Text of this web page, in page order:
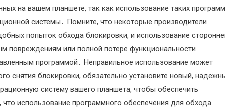
на вашем планшете, так как использование таких программ
системы․ Помните, что некоторые производители
попыток обхода блокировки, и использование
повреждениям или полной потере функциональности
программой․ Неправильное использование может
снятия блокировки, обязательно установите новый,
систему вашего планшета, чтобы обеспечить
использование программного обеспечения для обхода